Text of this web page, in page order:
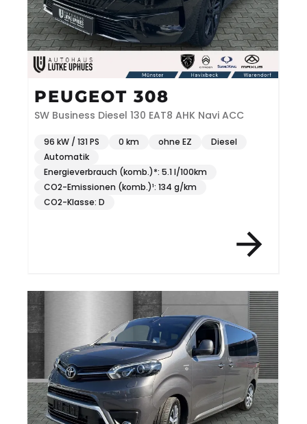
PEUGEOT 308
SW Business Diesel 130 EAT8 AHK Navi ACC
96 kW / 131 PS 0 km ohne EZ
Diesel
Automatik
Energieverbrauch (komb.)*: 5.1 l/100km
CO2-Emissionen (komb.)¹: 134 g/km
CO2-Klasse: D